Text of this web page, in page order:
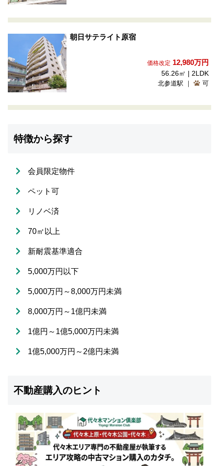
朝日サテライト原宿
価格改定 12,980万円
56.26㎡ | 2LDK
北参道駅 ｜ 可
特徴から探す
会員限定物件
ペット可
リノベ済
70㎡以上
新耐震基準適合
5,000万円以下
5,000万円～8,000万円未満
8,000万円～1億円未満
1億円～1億5,000万円未満
1億5,000万円～2億円未満
不動産購入のヒント